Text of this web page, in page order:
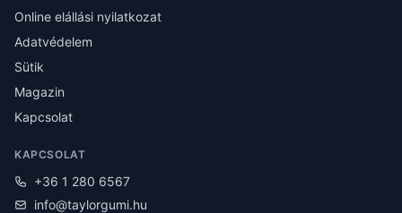
Online elállási nyilatkozat
Adatvédelem
Sütik
Magazin
Kapcsolat
KAPCSOLAT
+36 1 280 6567
info@taylorgumi.hu